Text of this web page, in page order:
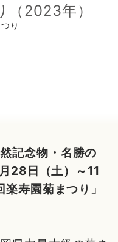
（2023年）
り
記念物・名勝の
28日（土）～11
寿園菊まつり」